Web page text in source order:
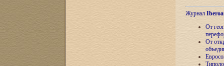
Журнал
От
От